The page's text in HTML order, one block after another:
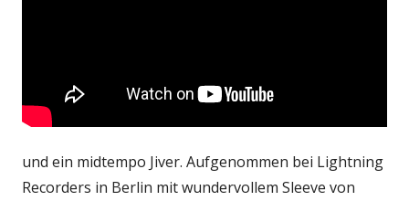
und ein midtempo Jiver. Aufgenommen bei Lightning
Recorders in Berlin mit wundervollem Sleeve von